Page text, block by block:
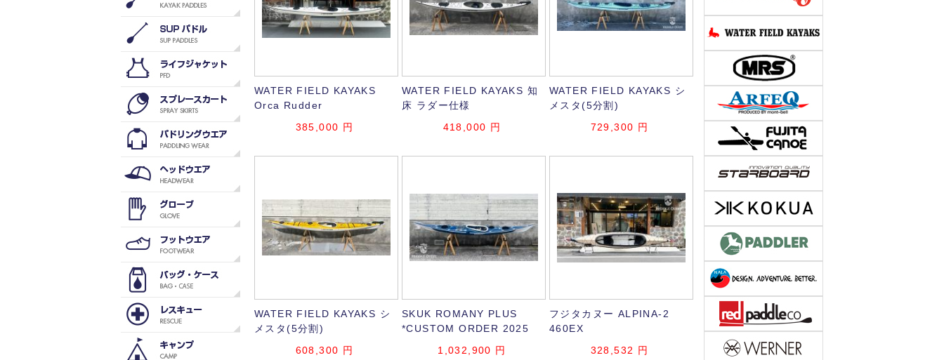
WATER FIELD KAYAKS
Orca Rudder
385,000 円
WATER FIELD KAYAKS 知
床 ラダー仕様
418,000 円
WATER FIELD KAYAKS シ
メスタ(5分割)
729,300 円
WATER FIELD KAYAKS シ
メスタ(5分割)
608,300 円
SKUK ROMANY PLUS
*CUSTOM ORDER 2025
1,032,900 円
フジタカヌー ALPINA-2
460EX
328,532 円